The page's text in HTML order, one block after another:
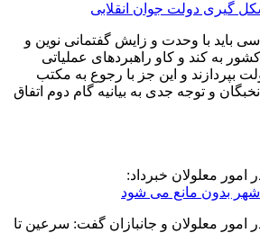
گیری دولت جوان انقلابی
باید با وحدت و زایش گفتمانی نوین و
به کند و کاو راهبردهای عملیاتی
بپردازند و این جز با رجوع به مکتب
و توجه جدی به بیانیه گام دوم اتفاق
امور معلولان خبرداد:
شهر بدون مانع می شود
امور معلولان و جانبازان گفت: سرعین تا